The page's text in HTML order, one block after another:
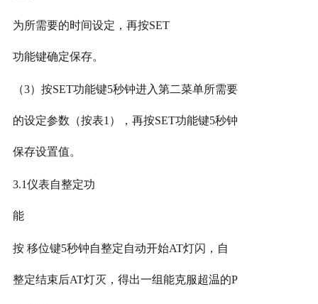
为所需要的时间设定，再按SET
功能键确定保存。
（3）按SET功能键5秒钟进入第二菜单所需要
的设定参数（按表1），再按SET功能键5秒钟
保存设置值。
3.1仪表自整定功
能
按移位键5秒钟自整定自动开始AT灯闪，自
整定结束后AT灯灭，得出一组能克服超温的P